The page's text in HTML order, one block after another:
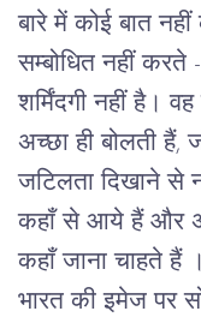
बारे में कोई बात नहीं
सम्बोधित नहीं करते
शर्मिंदगी नहीं है। वह
अच्छा ही बोलती हैं,
जटिलता दिखाने से
कहाँ से आये हैं और
कहाँ जाना चाहते हैं
भारत की इमेज पर